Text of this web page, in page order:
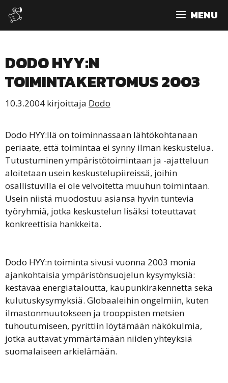
Siirry
sisältöön
MENU
DODO HYY:N
TOIMINTAKERTOMUS 2003
10.3.2004 kirjoittaja Dodo
Dodo HYY:llä on toiminnassaan lähtökohtanaan
periaate, että toimintaa ei synny ilman keskustelua.
Tutustuminen ympäristötoimintaan ja -ajatteluun
aloitetaan usein keskustelupiireissä, joihin
osallistuvilla ei ole velvoitetta muuhun toimintaan.
Usein niistä muodostuu asiansa hyvin tuntevia
työryhmiä, jotka keskustelun lisäksi toteuttavat
konkreettisia hankkeita.
Dodo HYY:n toiminta sivusi vuonna 2003 monia
ajankohtaisia ympäristönsuojelun kysymyksiä:
kestävää energiataloutta, kaupunkirakennetta sekä
kulutuskysymyksiä. Globaaleihin ongelmiin, kuten
ilmastonmuutokseen ja trooppisten metsien
tuhoutumiseen, pyrittiin löytämään näkökulmia,
jotka auttavat ymmärtämään niiden yhteyksiä
suomalaiseen arkielämään.